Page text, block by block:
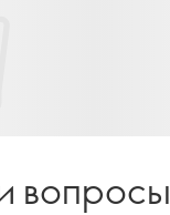
вопросы